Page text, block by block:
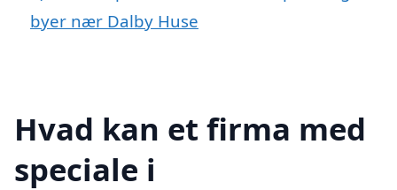
byer nær Dalby Huse
Hvad kan et firma med
speciale i